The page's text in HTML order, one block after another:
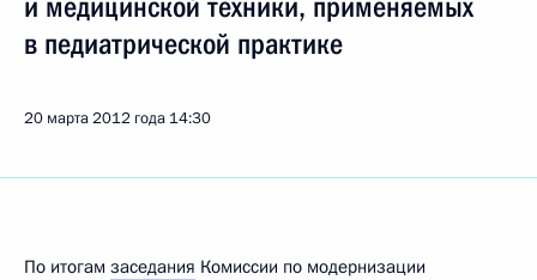
и медицинской техники, применяемых
в педиатрической практике
20 марта 2012 года 14:30
По итогам заседания Комиссии по модернизации